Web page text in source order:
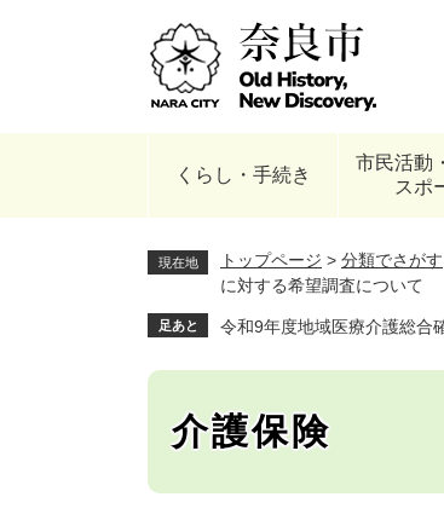
くらし・手続き
市民活動
スポ
現在地 トップページ > 分類でさがす
に対する希望調査について
足あと 令和9年度地域医療介護総合
介護保険